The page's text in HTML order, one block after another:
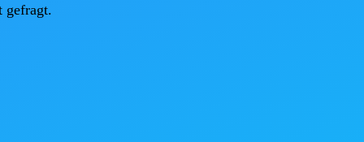
gefragt.